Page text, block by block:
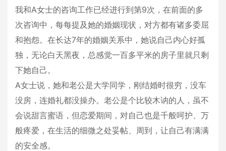
我和A女士的咨询工作已经进行到第9次，在前面的多
次咨询中，每每提及她的婚姻现状，对方都有诸多委屈
和抱怨。在长达7年的婚姻关系中，她说自己内心好孤
独，无论白天黑夜，总感觉一百多平米的房子里就只剩
下她自己。
A女士说，她和老公是大学同学，刚结婚时很穷，没车
没房，连婚礼都没操办。老公是个比较木讷的人，虽不
会说甜言蜜语，但恋爱期间，对自己也是千般呵护、万
般疼爱，在生活的细微之处妥帖、周到，让自己有满满
的安全感。